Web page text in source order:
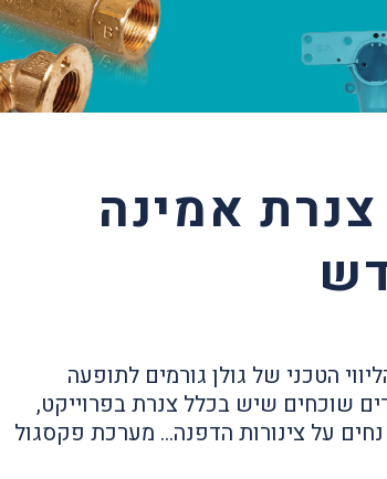
אמינה
הטכני של גולן גורמים לתופעה
שוכחים שיש בכלל צנרת בפרוייקט,
על צינורות הדפנה… מערכת פקסגול